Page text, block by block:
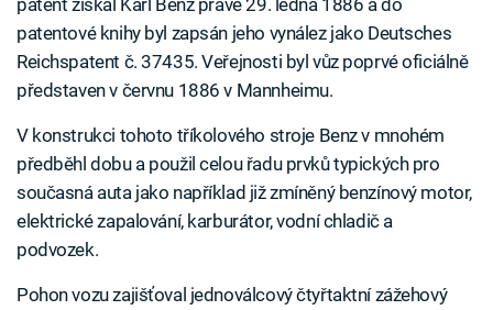
patentové knihy byl zapsán jeho vynález jako Deutsches
Reichspatent č. 37435. Veřejnosti byl vůz poprvé oficiálně
představen v červnu 1886 v Mannheimu.
V konstrukci tohoto tříkolového stroje Benz v mnohém
předběhl dobu a použil celou řadu prvků typických pro
současná auta jako například již zmíněný benzínový motor,
elektrické zapalování, karburátor, vodní chladič a
podvozek.
Pohon vozu zajišťoval jednoválcový čtyřtaktní zážehový